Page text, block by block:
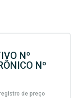
Nº
Nº
de preço